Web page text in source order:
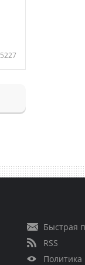
5227
Быстрая
RSS